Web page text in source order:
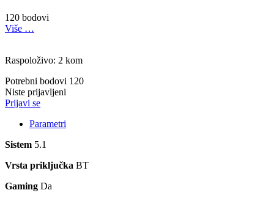
120 bodovi
Više …
Raspoloživo: 2 kom
Potrebni bodovi 120
Niste prijavljeni
Prijavi se
Parametri
Sistem 5.1
Vrsta priključka BT
Gaming Da